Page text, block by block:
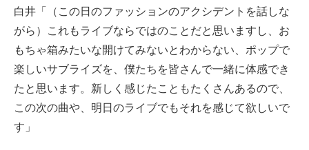
白井「（この日のファッションのアクシデントを話しな
がら）これもライブならではのことだと思いますし、お
もちゃ箱みたいな開けてみないとわからない、ポップで
楽しいサブライズを、僕たちを皆さんで一緒に体感でき
たと思います。新しく感じたこともたくさんあるので、
この次の曲や、明日のライブでもそれを感じて欲しいで
す」